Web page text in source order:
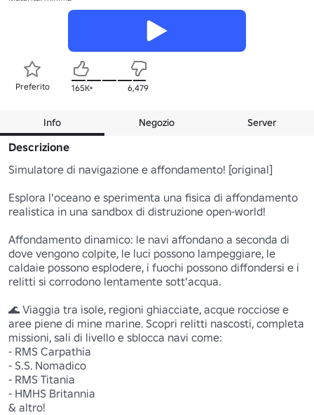
Preferito 165K+ 6,479
Info Negozio Server
Descrizione
Simulatore di navigazione e affondamento! [original]
Esplora l'oceano e sperimenta una fisica di affondamento
realistica in una sandbox di distruzione open-world!
Affondamento dinamico: le navi affondano a seconda di
dove vengono colpite, le luci possono lampeggiare, le
caldaie possono esplodere, i fuochi possono diffondersi e i
relitti si corrodono lentamente sott'acqua.
🌊 Viaggia tra isole, regioni ghiacciate, acque rocciose e
aree piene di mine marine. Scopri relitti nascosti, completa
missioni, sali di livello e sblocca navi come:
- RMS Carpathia
- S.S. Nomadico
- RMS Titania
- HMHS Britannia
& altro!